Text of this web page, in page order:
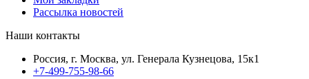
Рассылка новостей
Наши контакты
Россия, г. Москва, ул. Генерала Кузнецова, 15к1
+7-499-755-98-66